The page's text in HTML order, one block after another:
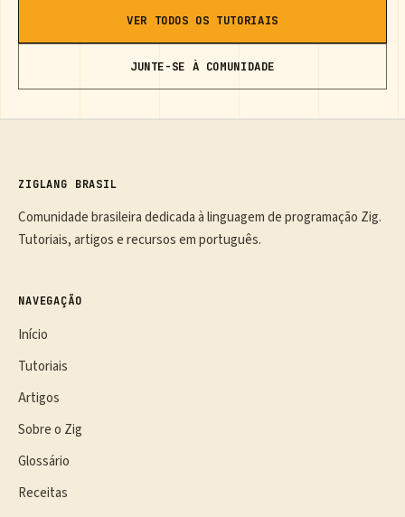
VER TODOS OS TUTORIAIS
JUNTE-SE À COMUNIDADE
ZIGLANG BRASIL
Comunidade brasileira dedicada à linguagem de programação Zig.
Tutoriais, artigos e recursos em português.
NAVEGAÇÃO
Início
Tutoriais
Artigos
Sobre o Zig
Glossário
Receitas